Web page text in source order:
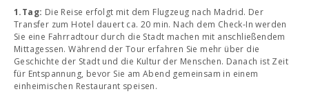
1.Tag: Die Reise erfolgt mit dem Flugzeug nach Madrid. Der
Transfer zum Hotel dauert ca. 20 min. Nach dem Check-In werden
Sie eine Fahrradtour durch die Stadt machen mit anschließendem
Mittagessen. Während der Tour erfahren Sie mehr über die
Geschichte der Stadt und die Kultur der Menschen. Danach ist Zeit
für Entspannung, bevor Sie am Abend gemeinsam in einem
einheimischen Restaurant speisen.